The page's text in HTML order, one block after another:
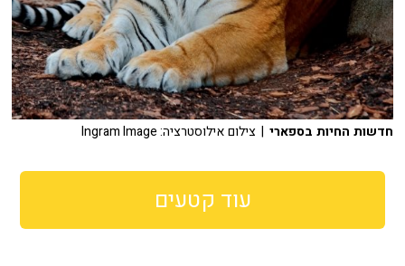
חדשות החיות בספארי | צילום אילוסטרציה: Ingram Image
עוד קטעים